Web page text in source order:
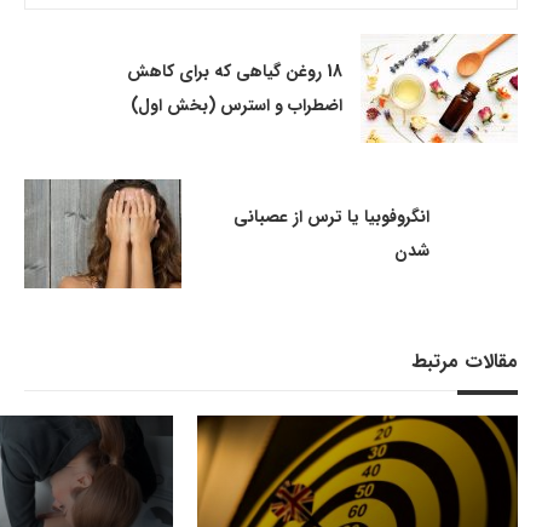
18 روغن گیاهی که برای کاهش
اضطراب و استرس (بخش اول)
انگروفوبیا یا ترس از عصبانی
شدن
مقالات مرتبط